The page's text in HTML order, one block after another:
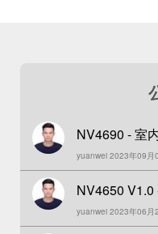
NV4690 - 室内型 高安全双鉴探测器全新升
级发布！
yuanwei 2023年09月
NV4650
布！
yuanwei 2023年06月